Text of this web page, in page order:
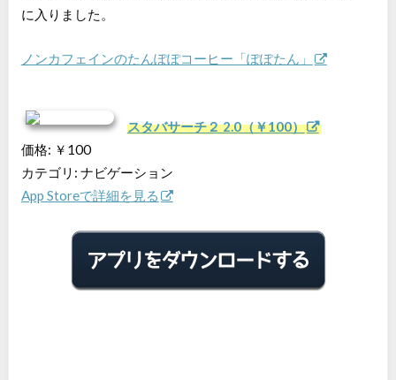
に入りました。
ノンカフェインのたんぽぽコーヒー「ぽぽたん」
スタバサーチ２ 2.0（￥100）
価格: ￥100
カテゴリ: ナビゲーション
App Storeで詳細を見る